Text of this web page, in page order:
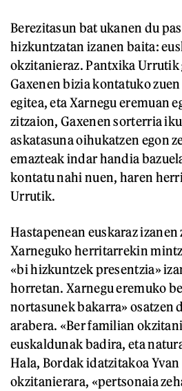
Berezitasun bat ukanen du
hizkuntzatan izanen baita:
okzitanieraz. Pantxika Urrutik
Gaxenen bizia kontatuko
egitea, eta Xarnegu eremuan
zitzaion, Gaxenen sorterria
askatasuna oihukatzen egon
emazteak indar handia
kontatu nahi nuen, haren
Urrutik.
Hastapenean euskaraz izanen
Xarneguko herritarrekin
«bi hizkuntzek presentzia»
horretan. Xarnegu eremuko
nortasunek bakarra» osatzen
arabera. «Ber familian
euskaldunak badira, eta
Hala, Bordak idatzitakoa
okzitanierara, «pertsonaia